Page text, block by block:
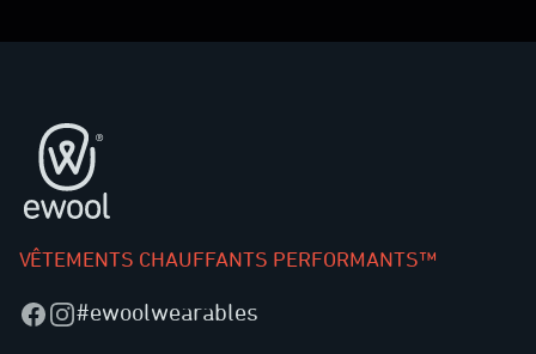
Pied de page
VÊTEMENTS CHAUFFANTS PERFORMANTS™
Facebook
Instagram
#ewoolwearables